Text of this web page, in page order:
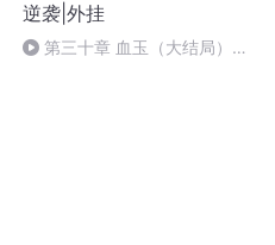
逆袭|外挂
第三十章 血玉（大结局）